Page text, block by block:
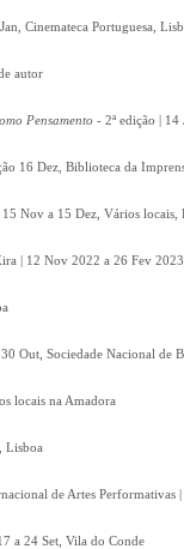
Cinemateca Portuguesa,
autor
Pensamento - 2ª edição |
16 Dez, Biblioteca da
Nov a 15 Dez, Vários locais,
| 12 Nov 2022 a 26 Fev
Out, Sociedade Nacional de
locais na Amadora
Lisboa
de Artes Performativas
a 24 Set, Vila do Conde